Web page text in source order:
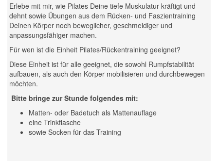
Erlebe mit mir, wie Pilates Deine tiefe Muskulatur kräftigt und
dehnt sowie Übungen aus dem Rücken- und Faszientraining
Deinen Körper noch beweglicher, geschmeidiger und
anpassungsfähiger machen.
Für wen ist die Einheit Pilates/Rückentraining geeignet?
Diese Einheit ist für alle geeignet, die sowohl Rumpfstabilität
aufbauen, als auch den Körper mobilisieren und durchbewegen
möchten.
Bitte bringe zur Stunde folgendes mit:
Matten- oder Badetuch als Mattenauflage
eine Trinkflasche
sowie Socken für das Training